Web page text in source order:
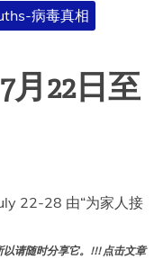
病毒真相
月22日至
22-28 由“为家人接
请随时分享它。!!! 点击文章